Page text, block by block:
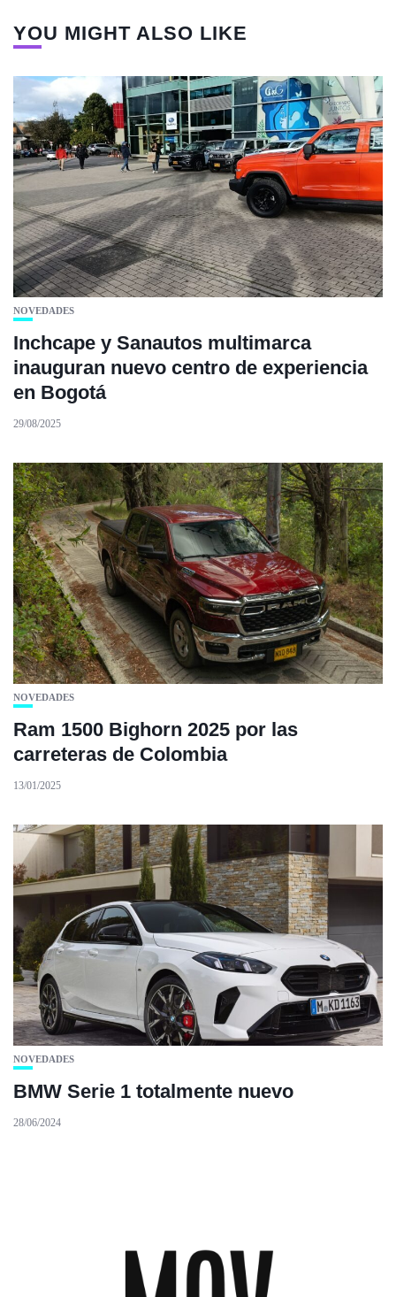
YOU MIGHT ALSO LIKE
NOVEDADES
Inchcape y Sanautos multimarca
inauguran nuevo centro de experiencia
en Bogotá
29/08/2025
NOVEDADES
Ram 1500 Bighorn 2025 por las
carreteras de Colombia
13/01/2025
NOVEDADES
BMW Serie 1 totalmente nuevo
28/06/2024